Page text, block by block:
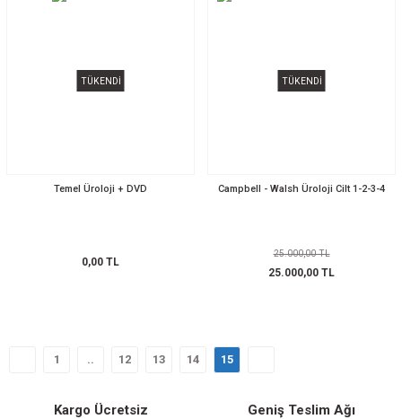
TÜKENDİ
Temel Üroloji + DVD
0,00 TL
TÜKENDİ
Campbell - Walsh Üroloji Cilt 1-2-3-4
25.000,00 TL
25.000,00 TL
1 .. 12 13 14 15
Kargo Ücretsiz Geniş Teslim Ağı